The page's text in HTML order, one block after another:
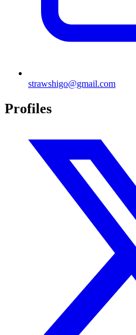
strawshigo@gmail.com
Profiles